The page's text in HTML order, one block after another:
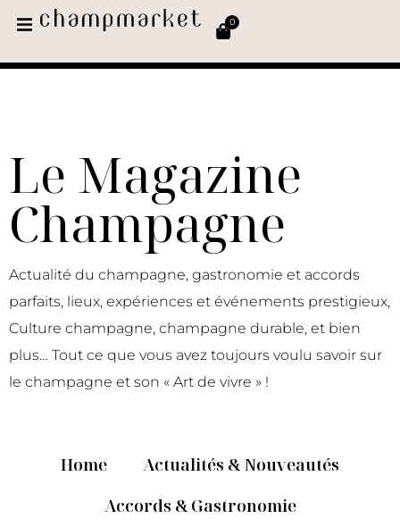
0
Le Magazine
Champagne
Actualité du champagne, gastronomie et accords
parfaits, lieux, expériences et événements prestigieux,
Culture champagne, champagne durable, et bien
plus… Tout ce que vous avez toujours voulu savoir sur
le champagne et son « Art de vivre » !
Home
Actualités & Nouveautés
Accords & Gastronomie